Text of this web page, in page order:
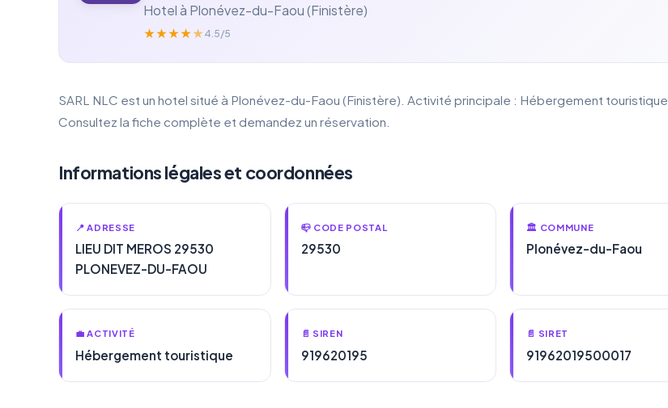
Hotel à Plonévez-du-Faou (Finistère)
★★★★★ 4.5/5
SARL NLC est un hotel situé à Plonévez-du-Faou (Finistère). Activité principale : Hébergement touristique.
Consultez la fiche complète et demandez un réservation.
Informations légales et coordonnées
📍 ADRESSE
LIEU DIT MEROS 29530
PLONEVEZ-DU-FAOU
📪 CODE POSTAL
29530
🏛️ COMMUNE
Plonévez-du-Faou
💼 ACTIVITÉ
Hébergement touristique
📄 SIREN
919620195
📄 SIRET
91962019500017